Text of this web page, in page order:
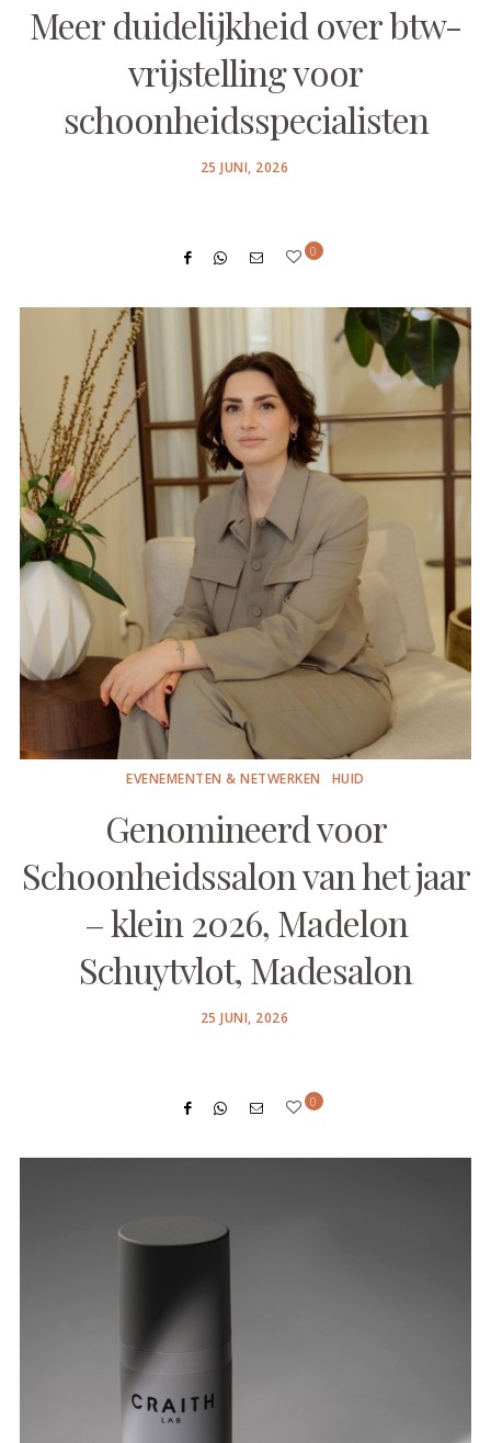
Meer duidelijkheid over btw-
vrijstelling voor
schoonheidsspecialisten
POSTED
25 JUNI, 2026
0
EVENEMENTEN & NETWERKEN HUID
Genomineerd voor
Schoonheidssalon van het jaar
– klein 2026, Madelon
Schuytvlot, Madesalon
POSTED
25 JUNI, 2026
0